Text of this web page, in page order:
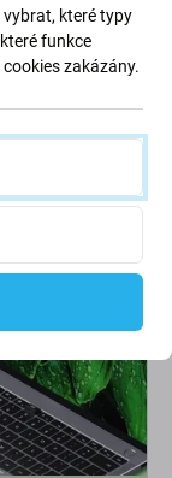
vybrat, které typy
funkce
zakázány.